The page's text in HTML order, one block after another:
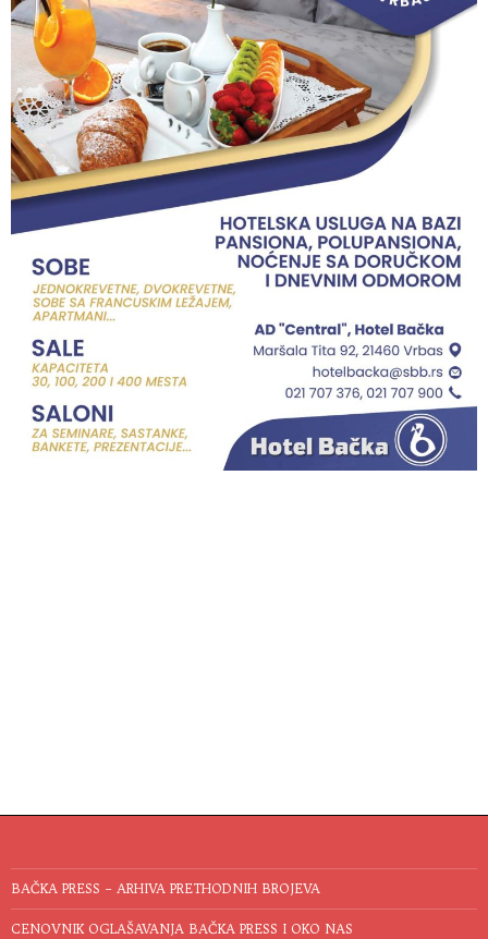
BAČKA PRESS – ARHIVA PRETHODNIH BROJEVA
CENOVNIK OGLAŠAVANJA BAČKA PRESS I OKO NAS